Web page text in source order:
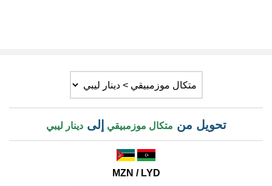
تحويل من متكال موزمبيقي إلىدينار ليبي
MZN / LYD